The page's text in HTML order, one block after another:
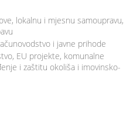
lokalnu i mjesnu samoupravu,
i javne prihode
EU projekte, komunalne
i zaštitu okoliša i imovinsko-